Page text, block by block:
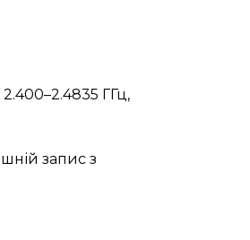
ГГц,
запис з